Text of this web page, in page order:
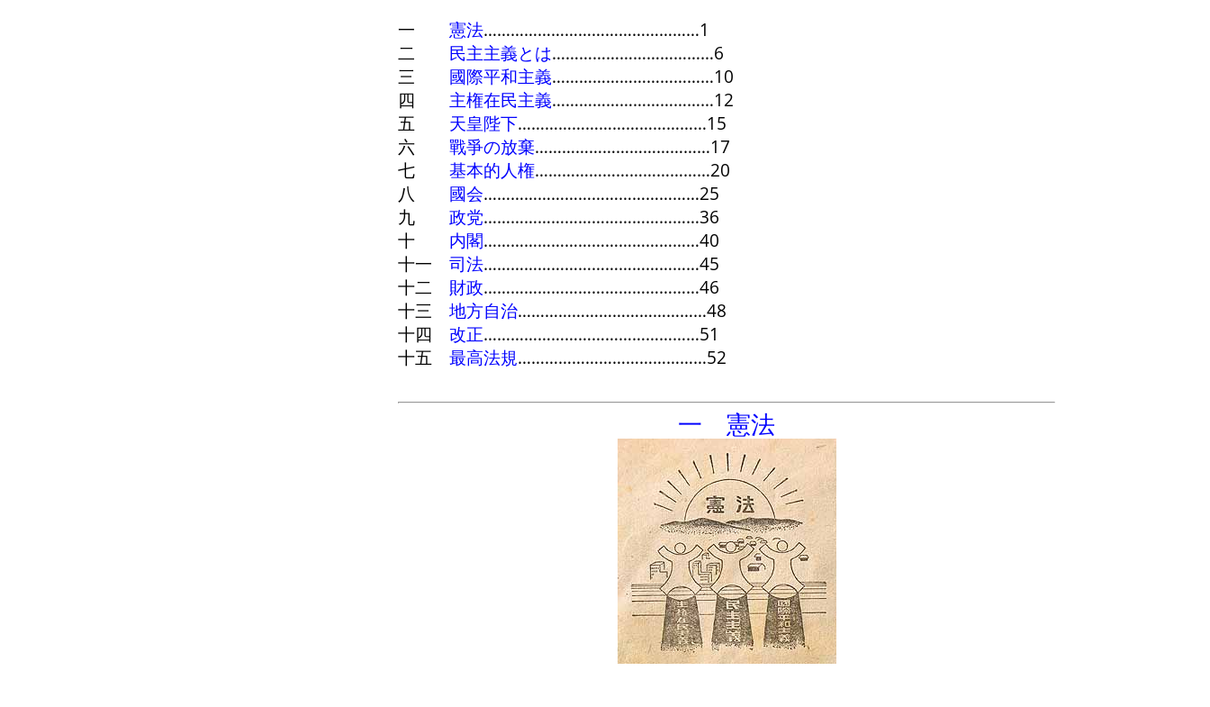
一 憲法…………………………………………1
二 民主主義とは………………………………6
三 國際平和主義………………………………10
四 主権在民主義………………………………12
五 天皇陛下……………………………………15
六 戰爭の放棄…………………………………17
七 基本的人権…………………………………20
八 國会…………………………………………25
九 政党…………………………………………36
十 内閣…………………………………………40
十一 司法…………………………………………45
十二 財政…………………………………………46
十三 地方自治……………………………………48
十四 改正…………………………………………51
十五 最高法規……………………………………52
一 憲法